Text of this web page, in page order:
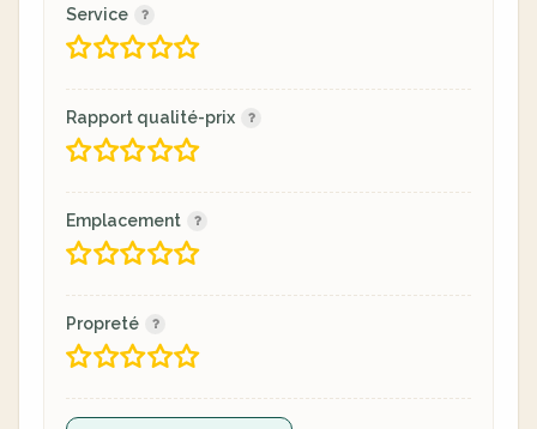
Service
Rapport qualité-prix
Emplacement
Propreté